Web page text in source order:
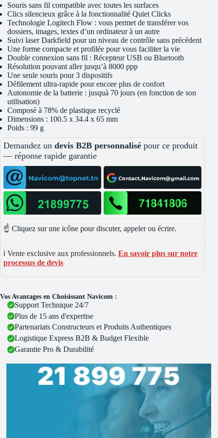
Souris sans fil compatible avec toutes les surfaces
Clics silencieux grâce à la fonctionnalité Quiet Clicks
Technologie Logitech Flow : vous permet de transférer vos
dossiers, images, textes d’un ordinateur à un autre
Suivi laser Darkfield pour un niveau de contrôle sans précédent
Une forme compacte et profilée pour vous faciliter la vie
Double connexion sans fil : Récepteur USB ou Bluetooth
Résolution pouvant aller jusqu’à 8000 ppp
Une seule souris pour 3 dispositifs
Défilement ultra-rapide pour encore plus de confort
Autonomie de la batterie : jusquà 70 jours (en fonction de son
utilisation)
Composé à 78% de plastique recyclé
Dimensions : 100.5 x 34.4 x 65 mm
Poids : 99 g
Demandez un devis B2B personnalisé pour ce produit
— réponse rapide garantie
☝️ Cliquez sur une icône pour discuter, appeler ou écrire.
ℹ️ Vente exclusive aux professionnels. En savoir plus sur notre
processus de devis
Vos Avantages en Choisissant Navicom :
Support Technique 24/7
Plus de 15 ans d'expertise
Partenariats Constructeurs et Produits Authentiques
Logistique Express B2B & Budget Flexible
Garantie Pro & Durabilité